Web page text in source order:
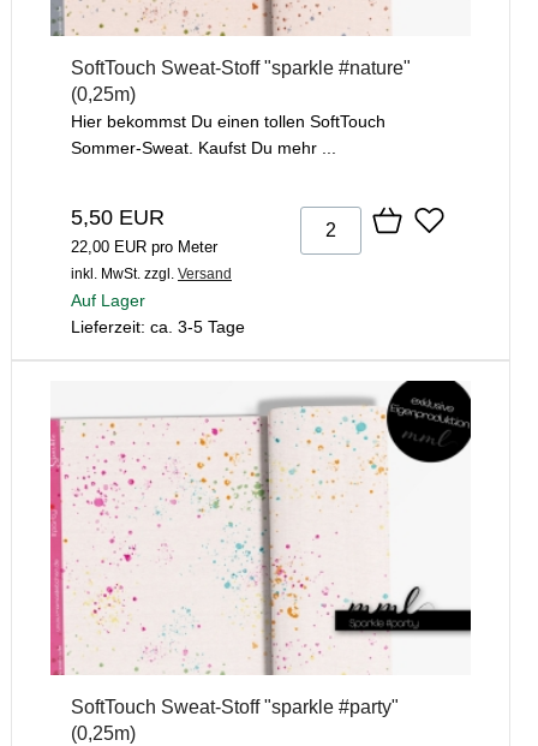
SoftTouch Sweat-Stoff "sparkle #nature"
(0,25m)
Hier bekommst Du einen tollen SoftTouch
Sommer-Sweat. Kaufst Du mehr ...
5,50 EUR
22,00 EUR pro Meter
inkl. MwSt. zzgl. Versand
Auf Lager
Lieferzeit: ca. 3-5 Tage
SoftTouch Sweat-Stoff "sparkle #party"
(0,25m)